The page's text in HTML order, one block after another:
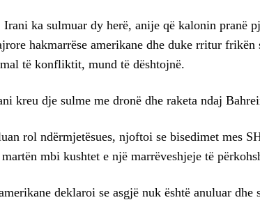
ka sulmuar dy herë, anije që kalonin pranë
hakmarrëse amerikane dhe duke rritur frikën
të konfliktit, mund të dështojnë.
kreu dje sulme me dronë dhe raketa ndaj
rol ndërmjetësues, njoftoi se bisedimet mes
mbi kushtet e një marrëveshjeje të
deklaroi se asgjë nuk është anuluar dhe